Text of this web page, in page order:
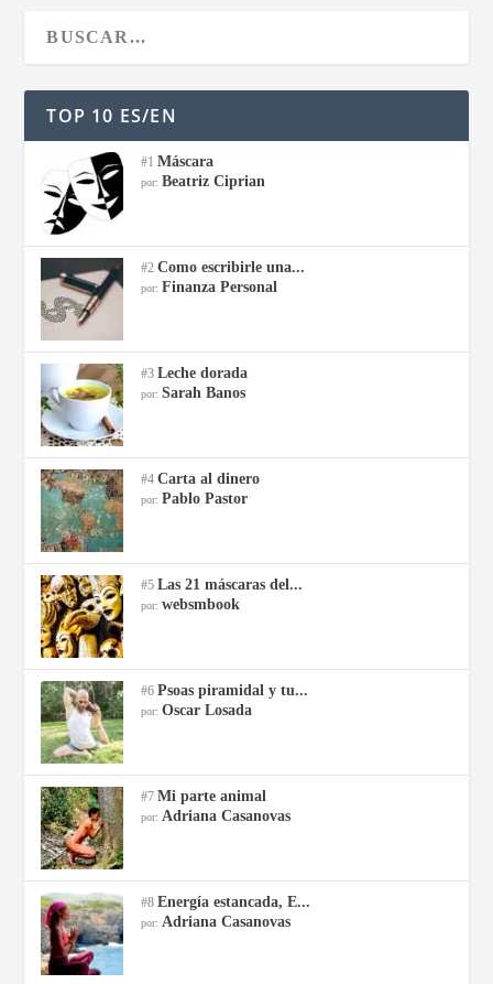
TOP 10 ES/EN
#1Máscara
por: Beatriz Ciprian
#2Como escribirle una...
por: Finanza Personal
#3Leche dorada
por:Sarah Banos
#4Carta al dinero
por: Pablo Pastor
#5Las 21 máscaras del...
por:websmbook
#6Psoas piramidal y tu...
por:Oscar Losada
#7Mi parte animal
por: Adriana Casanovas
#8Energía estancada, E...
por: Adriana Casanovas